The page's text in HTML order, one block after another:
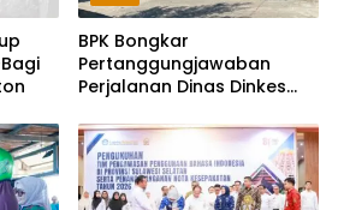
BPK Bongkar
Pertanggungjawaban
Perjalanan Dinas Dinkes
Tanpa Bukti Pengeluaran
Riil